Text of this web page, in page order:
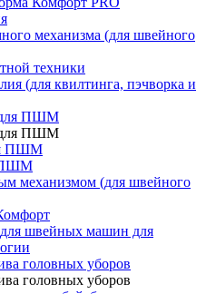
механизма (для швейного
техники
(для квилтинга, пэчворка и
для ПШМ
для ПШМ
ПШМ
ПШМ
механизмом (для швейного
швейных машин для
головных уборов
головных уборов